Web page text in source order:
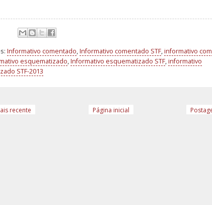
Informativo comentado,Informativo comentado STF,informativo
esquematizado,Informativo esquematizado STF,informativo
STF-2013
recente Página inicial